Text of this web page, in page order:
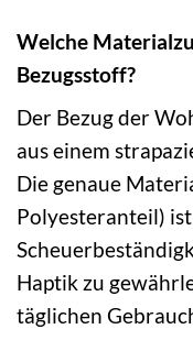
Welche
Bezugsstoff?
Der Bezug der
aus einem
Die genaue
Polyesteranteil)
Haptik zu
täglichen